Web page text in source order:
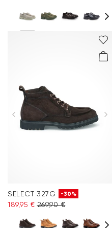
SELECT 327G -30%
189,95 € 269,90 €